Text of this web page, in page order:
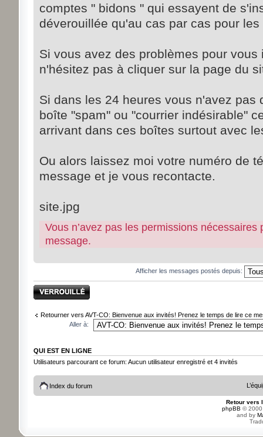
comptes " bidons " qui essayent de
déverouillée qu'au cas par cas pour
Si vous avez des problèmes pour
n'hésitez pas à cliquer sur la page du
Si dans les 24 heures vous n'avez pas
boîte "spam" ou "courrier indésirable"
arrivant dans ces boîtes surtout avec
Ou alors laissez moi votre numéro de
message et je vous recontacte.
site.jpg
Vous n’avez pas les permissions
message.
Afficher les messages postés depuis:
Sujet verrouillé
Retourner vers AVT-CO: Bienvenue aux invités! Prenez le temps de lire ce
Aller à:
QUI EST EN LIGNE
Utilisateurs parcourant ce forum: Aucun utilisateur enregistré et 4 invités
Index du forum
Retour vers
phpBB ©
and by